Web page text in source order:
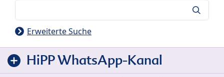
Erweiterte Suche
HiPP WhatsApp-Kanal